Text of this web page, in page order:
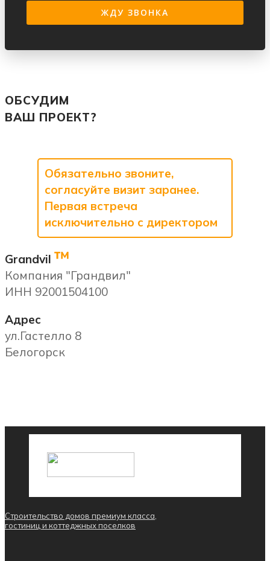
ОБСУДИМ
ВАШ ПРОЕКТ?
Обязательно звоните,
согласуйте визит заранее.
Первая встреча
исключительно с директором
Grandvil ™
Компания "Грандвил"
ИНН 92001504100
Адрес
ул.Гастелло 8
Белогорск
Строительство домов премиум класса,
гостиниц и коттеджных поселков